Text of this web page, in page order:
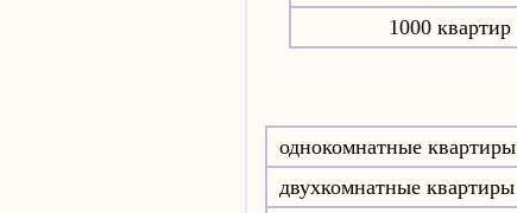
1000 квартир
однокомнатные квартиры
двухкомнатные квартиры